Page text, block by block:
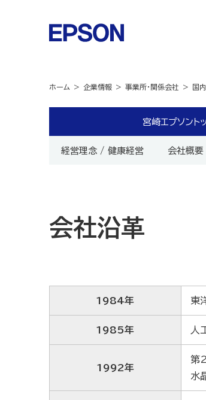
ホーム 企業情報 事業所・関係会社 国
宮崎エプソント
経営理念 / 健康経営 会社概要
会社沿革
1984年 東
1985年 人
1992年
第
水